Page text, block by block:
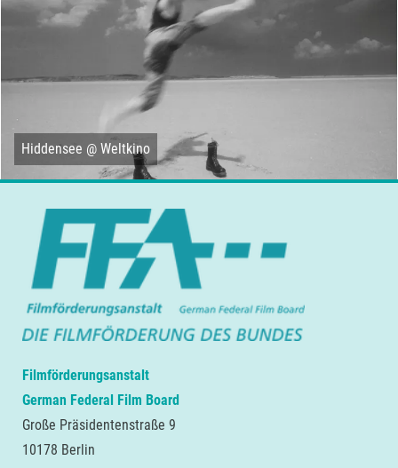
Hiddensee @ Weltkino
Filmförderungsanstalt
German Federal Film Board
Große Präsidentenstraße 9
10178 Berlin